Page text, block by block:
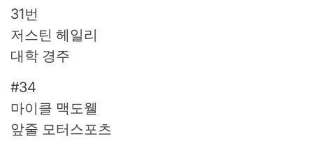
31번
저스틴 헤일리
대학 경주
#34
마이클 맥도웰
앞줄 모터스포츠